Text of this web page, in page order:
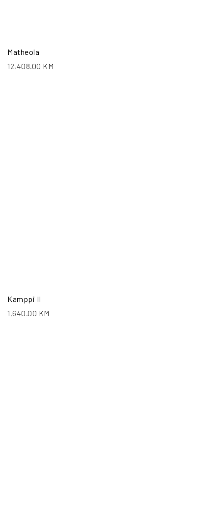
Matheola
12,408.00 KM
Kamppi II
1,640.00 KM